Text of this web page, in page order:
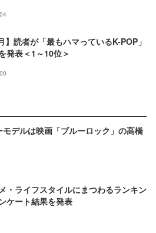
】読者が「最もハマっているK-POP」
発表＜1～10位＞
デルは映画「ブルーロック」の高橋
・ライフスタイルにまつわるランキン
ケート結果を発表